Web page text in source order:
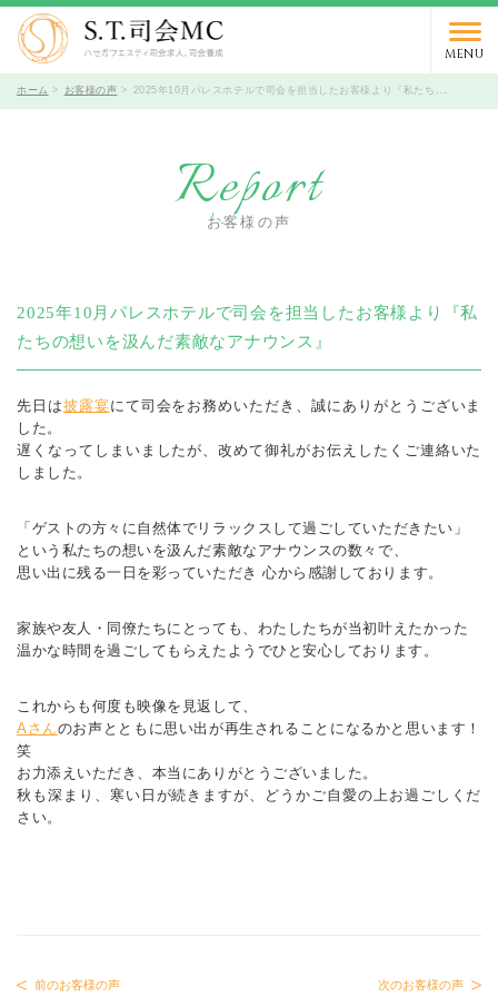
MENU
受付時間 10時～19時 / 定休日 火曜日
ホーム お客様の声 2025年10月パレスホテルで司会を担当したお客様より『私たちの想いを汲んだ素敵なアナウンス』
Report
お客様の声
2025年10月パレスホテルで司会を担当したお客様より『私
たちの想いを汲んだ素敵なアナウンス』
先日は披露宴にて司会をお務めいただき、誠にありがとうございま
した。
遅くなってしまいましたが、改めて御礼がお伝えしたくご連絡いた
しました。
「ゲストの方々に自然体でリラックスして過ごしていただきたい」
という私たちの想いを汲んだ素敵なアナウンスの数々で、
思い出に残る一日を彩っていただき 心から感謝しております。
家族や友人・同僚たちにとっても、わたしたちが当初叶えたかった
温かな時間を過ごしてもらえたようでひと安心しております。
これからも何度も映像を見返して、
Aさんのお声とともに思い出が再生されることになるかと思います！
笑
お力添えいただき、本当にありがとうございました。
秋も深まり、寒い日が続きますが、どうかご自愛の上お過ごしくだ
さい。
前のお客様の声 次のお客様の声